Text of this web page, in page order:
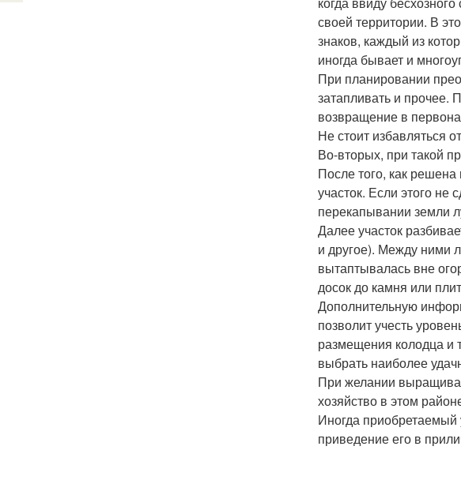
своей территории. В
знаков, каждый из
иногда бывает и
При планировании
затапливать и
возвращение в
Не стоит избавляться
Во-вторых, при такой
После того, как
участок. Если этого не
перекапывании земли
Далее участок
и другое). Между ними
вытаптывалась вне
досок до камня или
Дополнительную
позволит учесть
размещения колодца и
выбрать наиболее
При желании
хозяйство в этом
Иногда приобретаемый
приведение его в